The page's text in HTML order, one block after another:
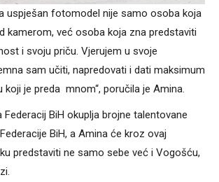
uspješan fotomodel nije samo osoba koja
kamerom, već osoba koja zna predstaviti
i svoju priču. Vjerujem u svoje
sam učiti, napredovati i dati maksimum
koji je preda mnom“, poručila je Amina.
BiH okuplja brojne talentovane
BiH, a Amina će kroz ovaj
predstaviti ne samo sebe već i Vogošću,